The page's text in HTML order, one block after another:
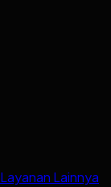
Layanan Lainnya